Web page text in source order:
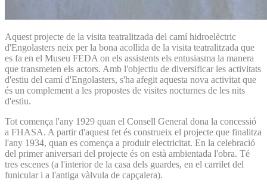
Aquest projecte de la visita teatralitzada del camí hidroelèctric
d'Engolasters neix per la bona acollida de la visita teatralitzada que
es fa en el Museu FEDA on els assistents els entusiasma la manera
que transmeten els actors. Amb l'objectiu de diversificar les activitats
d'estiu del camí d'Engolasters, s'ha afegit aquesta nova activitat que
és un complement a les propostes de visites nocturnes de les nits
d'estiu.
Tot comença l'any 1929 quan el Consell General dona la concessió
a FHASA. A partir d'aquest fet és construeix el projecte que finalitza
l'any 1934, quan es comença a produir electricitat. En la celebració
del primer aniversari del projecte és on està ambientada l'obra. Té
tres escenes (a l'interior de la casa dels guardes, en el carrilet del
funicular i a l'antiga vàlvula de capçalera).